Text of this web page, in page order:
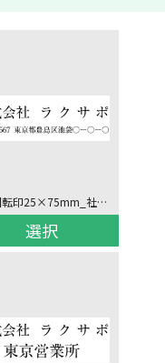
角型回転印25×75mm_社名/住所_ヨコ
選択